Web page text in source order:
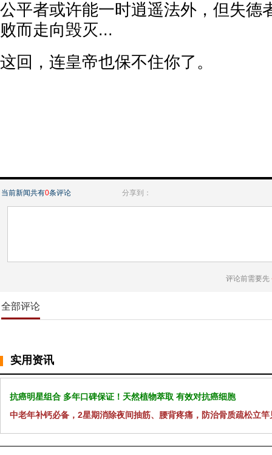
公平者或许能一时逍遥法外，但失德
败而走向毁灭...
这回，连皇帝也保不住你了。
当前新闻共有0条评论 分享到：
评论前需要先
全部评论
实用资讯
抗癌明星组合 多年口碑保证！天然植物萃取 有效对抗癌细胞
中老年补钙必备，2星期消除夜间抽筋、腰背疼痛，防治骨质疏松立竿